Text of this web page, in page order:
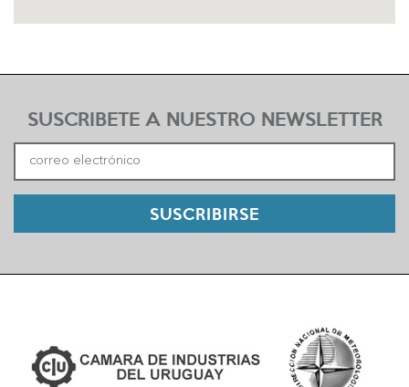
SUSCRIBETE A NUESTRO NEWSLETTER
SUSCRIBIRSE